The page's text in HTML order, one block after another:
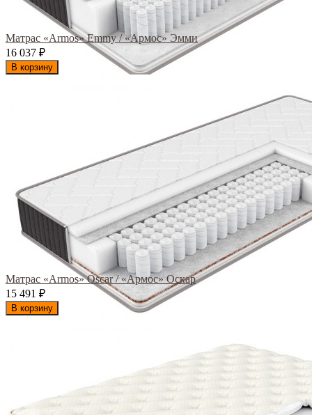
Матрас «Armos» Emmy / «Армос» Эмми
16 037 ₽
В корзину
Матрас «Armos» Oscar / «Армос» Оскар
15 491
₽
В корзину